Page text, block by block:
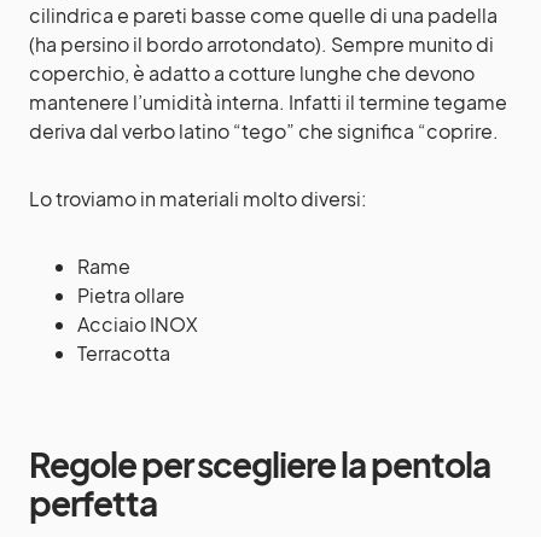
cilindrica e pareti basse come quelle di una padella
(ha persino il bordo arrotondato). Sempre munito di
coperchio, è adatto a cotture lunghe che devono
mantenere l’umidità interna. Infatti il termine tegame
deriva dal verbo latino “tego” che significa “coprire.
Lo troviamo in materiali molto diversi:
Rame
Pietra ollare
Acciaio INOX
Terracotta
Regole per scegliere la pentola
perfetta